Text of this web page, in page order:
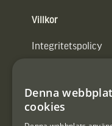
Villkor
Integritetspolicy
#Interjaktfamily
Denna
cookies